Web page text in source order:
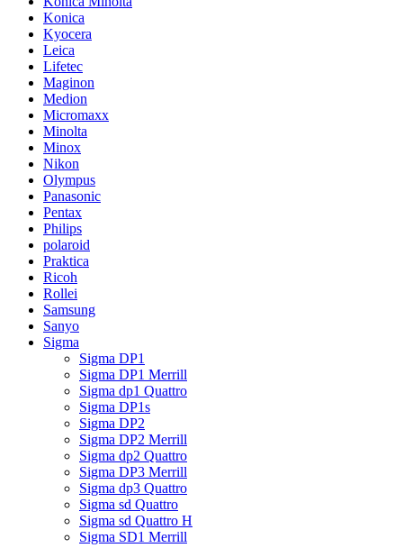
Konica
Kyocera
Leica
Lifetec
Maginon
Medion
Micromaxx
Minolta
Minox
Nikon
Olympus
Panasonic
Pentax
Philips
polaroid
Praktica
Ricoh
Rollei
Samsung
Sanyo
Sigma
Sigma DP1
Sigma DP1 Merrill
Sigma dp1 Quattro
Sigma DP1s
Sigma DP2
Sigma DP2 Merrill
Sigma dp2 Quattro
Sigma DP3 Merrill
Sigma dp3 Quattro
Sigma sd Quattro
Sigma sd Quattro H
Sigma SD1 Merrill